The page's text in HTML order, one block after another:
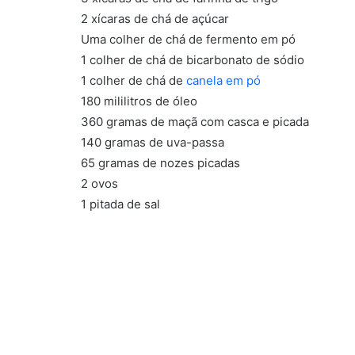
2 xícaras de chá de açúcar
Uma colher de chá de fermento em pó
1 colher de chá de bicarbonato de sódio
1 colher de chá de canela em pó
180 mililitros de óleo
360 gramas de maçã com casca e picada
140 gramas de uva-passa
65 gramas de nozes picadas
2 ovos
1 pitada de sal